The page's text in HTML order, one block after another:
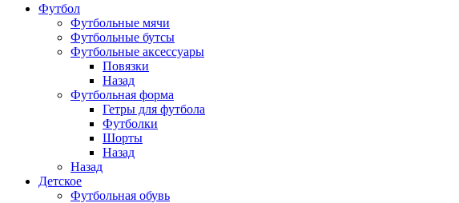
Футбол
Футбольные мячи
Футбольные бутсы
Футбольные аксессуары
Повязки
Назад
Футбольная форма
Гетры для футбола
Футболки
Шорты
Назад
Назад
Детское
Футбольная обувь